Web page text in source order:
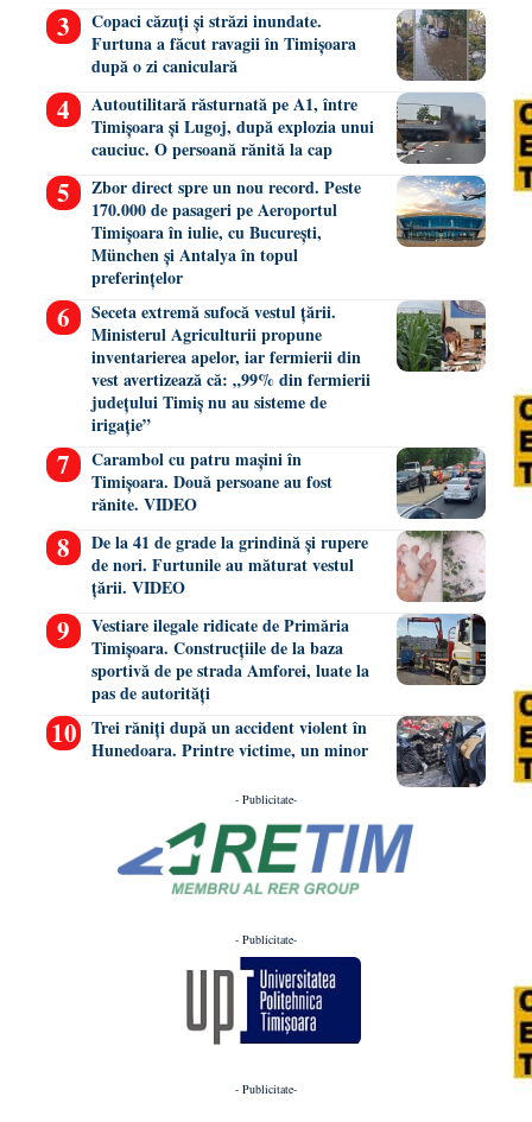
Copaci căzuți și străzi inundate.
Furtuna a făcut ravagii în Timișoara
după o zi caniculară
Autoutilitară răsturnată pe A1, între
Timișoara și Lugoj, după explozia unui
cauciuc. O persoană rănită la cap
Zbor direct spre un nou record. Peste
170.000 de pasageri pe Aeroportul
Timișoara în iulie, cu București,
München și Antalya în topul
preferințelor
Seceta extremă sufocă vestul țării.
Ministerul Agriculturii propune
inventarierea apelor, iar fermierii din
vest avertizează că: „99% din fermierii
județului Timiș nu au sisteme de
irigație”
Carambol cu patru mașini în
Timișoara. Două persoane au fost
rănite. VIDEO
De la 41 de grade la grindină și rupere
de nori. Furtunile au măturat vestul
țării. VIDEO
Vestiare ilegale ridicate de Primăria
Timișoara. Construcțiile de la baza
sportivă de pe strada Amforei, luate la
pas de autorități
Trei răniți după un accident violent în
Hunedoara. Printre victime, un minor
- Publicitate-
- Publicitate-
- Publicitate-